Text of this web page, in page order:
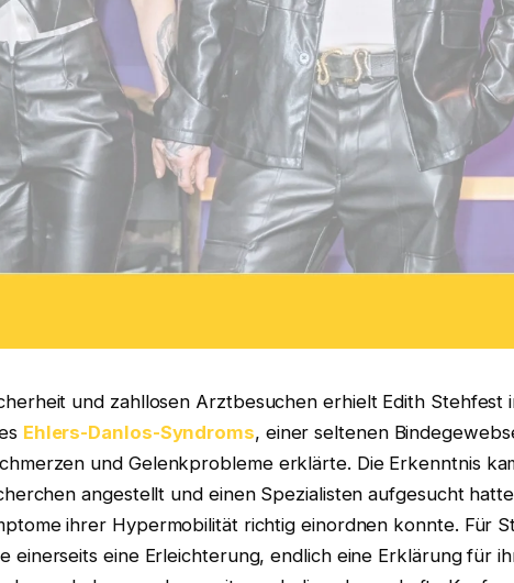
und zahllosen Arztbesuchen erhielt Edith Stehfest
Ehlers-Danlos-Syndroms, einer seltenen
und Gelenkprobleme erklärte. Die Erkenntnis
angestellt und einen Spezialisten aufgesucht
ihrer Hypermobilität richtig einordnen konnte. Für
einerseits eine Erleichterung, endlich eine Erklärung für